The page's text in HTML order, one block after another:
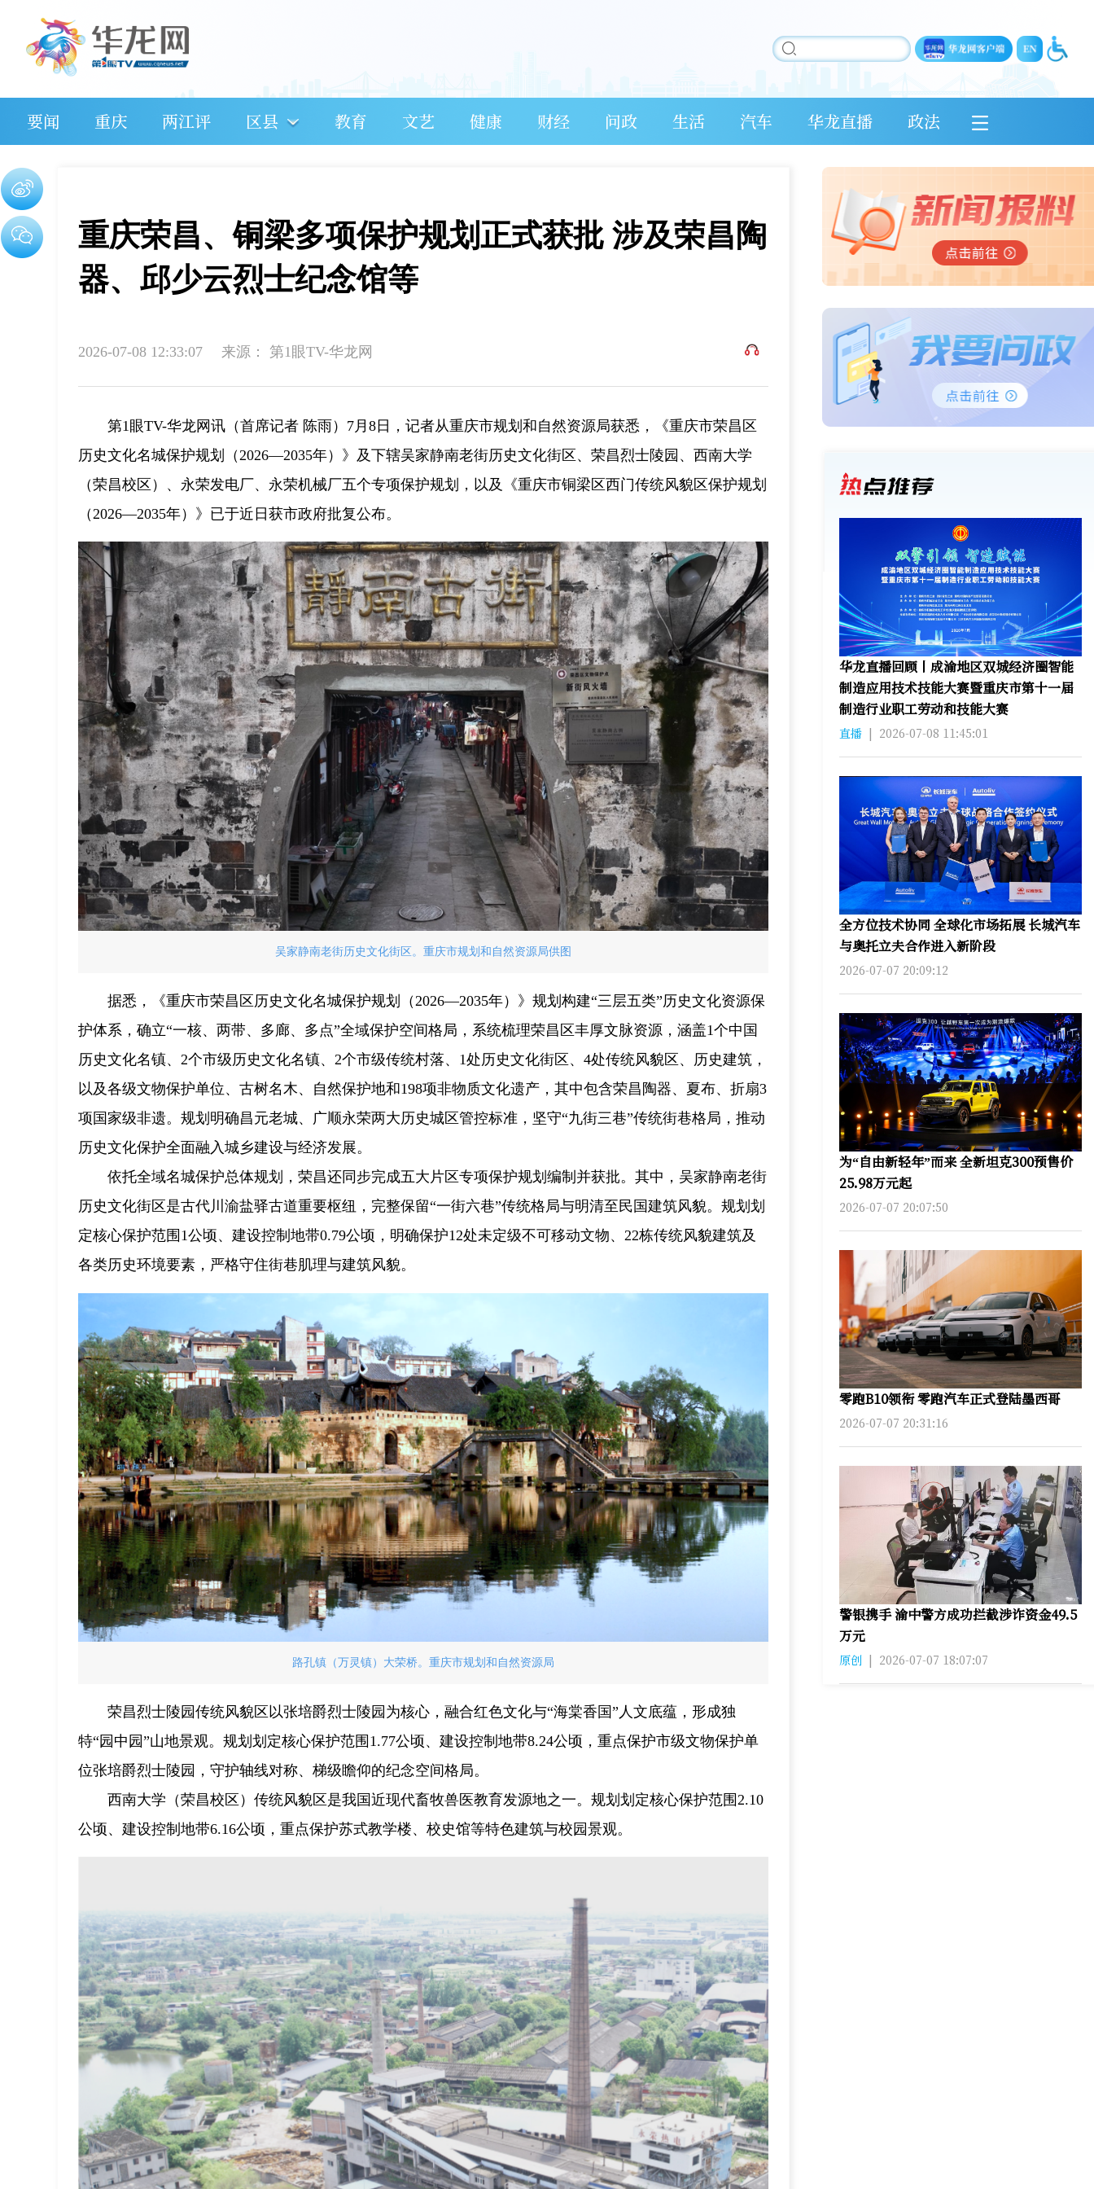
要闻 重庆 两江评 区县 教育 文艺 健康 财经 问政 生活 汽车 华龙直播 政法
重庆荣昌、铜梁多项保护规划正式获批 涉及荣昌陶
器、邱少云烈士纪念馆等
2026-07-08 12:33:07 来源： 第1眼TV-华龙网
第1眼TV-华龙网讯（首席记者 陈雨）7月8日，记者从重庆市规划和自然资源局获悉，《重庆市荣昌区
历史文化名城保护规划（2026—2035年）》及下辖吴家静南老街历史文化街区、荣昌烈士陵园、西南大学
（荣昌校区）、永荣发电厂、永荣机械厂五个专项保护规划，以及《重庆市铜梁区西门传统风貌区保护规划
（2026—2035年）》已于近日获市政府批复公布。
吴家静南老街历史文化街区。重庆市规划和自然资源局供图
据悉，《重庆市荣昌区历史文化名城保护规划（2026—2035年）》规划构建“三层五类”历史文化资源保
护体系，确立“一核、两带、多廊、多点”全域保护空间格局，系统梳理荣昌区丰厚文脉资源，涵盖1个中国
历史文化名镇、2个市级历史文化名镇、2个市级传统村落、1处历史文化街区、4处传统风貌区、历史建筑，
以及各级文物保护单位、古树名木、自然保护地和198项非物质文化遗产，其中包含荣昌陶器、夏布、折扇3
项国家级非遗。规划明确昌元老城、广顺永荣两大历史城区管控标准，坚守“九街三巷”传统街巷格局，推动
历史文化保护全面融入城乡建设与经济发展。
依托全域名城保护总体规划，荣昌还同步完成五大片区专项保护规划编制并获批。其中，吴家静南老街
历史文化街区是古代川渝盐驿古道重要枢纽，完整保留“一街六巷”传统格局与明清至民国建筑风貌。规划划
定核心保护范围1公顷、建设控制地带0.79公顷，明确保护12处未定级不可移动文物、22栋传统风貌建筑及
各类历史环境要素，严格守住街巷肌理与建筑风貌。
路孔镇（万灵镇）大荣桥。重庆市规划和自然资源局
荣昌烈士陵园传统风貌区以张培爵烈士陵园为核心，融合红色文化与“海棠香国”人文底蕴，形成独
特“园中园”山地景观。规划划定核心保护范围1.77公顷、建设控制地带8.24公顷，重点保护市级文物保护单
位张培爵烈士陵园，守护轴线对称、梯级瞻仰的纪念空间格局。
西南大学（荣昌校区）传统风貌区是我国近现代畜牧兽医教育发源地之一。规划划定核心保护范围2.10
公顷、建设控制地带6.16公顷，重点保护苏式教学楼、校史馆等特色建筑与校园景观。
华龙直播回顾丨成渝地区双城经济圈智能
制造应用技术技能大赛暨重庆市第十一届
制造行业职工劳动和技能大赛
直播 | 2026-07-08 11:45:01
全方位技术协同 全球化市场拓展 长城汽车
与奥托立夫合作进入新阶段
2026-07-07 20:09:12
为“自由新轻年”而来 全新坦克300预售价
25.98万元起
2026-07-07 20:07:50
零跑B10领衔 零跑汽车正式登陆墨西哥
2026-07-07 20:31:16
警银携手 渝中警方成功拦截涉诈资金49.5
万元
原创 | 2026-07-07 18:07:07